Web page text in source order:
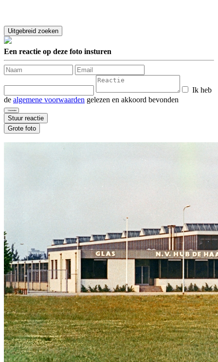
Een reactie op deze foto insturen
Ik heb
de algemene voorwaarden gelezen en akkoord bevonden